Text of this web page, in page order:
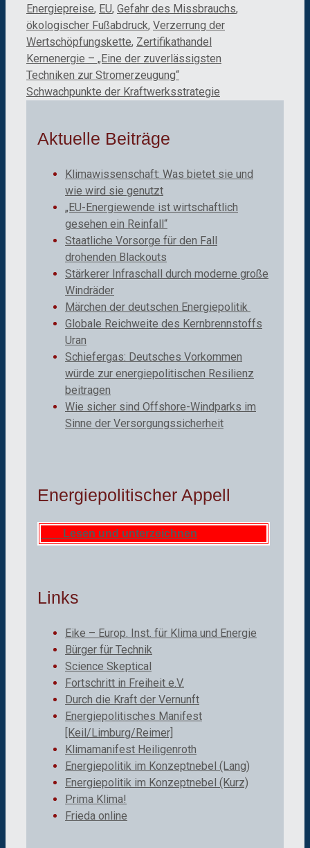
Energiepreise, EU, Gefahr des Missbrauchs,
ökologischer Fußabdruck, Verzerrung der
Wertschöpfungskette, Zertifikathandel
Kernenergie – „Eine der zuverlässigsten
Techniken zur Stromerzeugung“
Schwachpunkte der Kraftwerksstrategie
Aktuelle Beiträge
Klimawissenschaft: Was bietet sie und
wie wird sie genutzt
„EU-Energiewende ist wirtschaftlich
gesehen ein Reinfall“
Staatliche Vorsorge für den Fall
drohenden Blackouts
Stärkerer Infraschall durch moderne große
Windräder
Märchen der deutschen Energiepolitik
Globale Reichweite des Kernbrennstoffs
Uran
Schiefergas: Deutsches Vorkommen
würde zur energiepolitischen Resilienz
beitragen
Wie sicher sind Offshore-Windparks im
Sinne der Versorgungssicherheit
Energiepolitischer Appell
Lesen und unterzeichnen
Links
Eike – Europ. Inst. für Klima und Energie
Bürger für Technik
Science Skeptical
Fortschritt in Freiheit e.V.
Durch die Kraft der Vernunft
Energiepolitisches Manifest
[Keil/Limburg/Reimer]
Klimamanifest Heiligenroth
Energiepolitik im Konzeptnebel (Lang)
Energiepolitik im Konzeptnebel (Kurz)
Prima Klima!
Frieda online